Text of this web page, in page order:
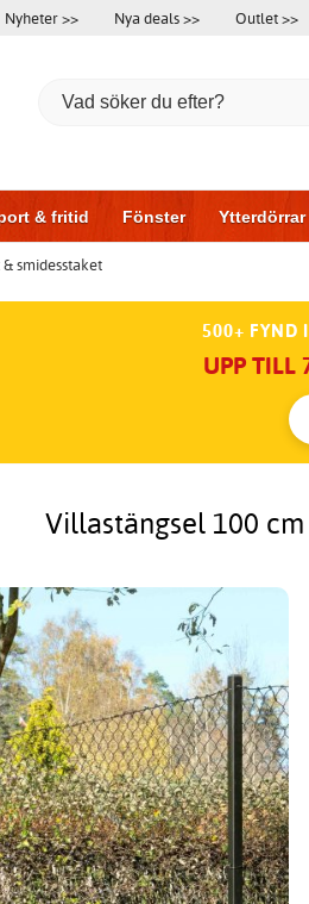
Nyheter >> Nya deals >> Outlet >>
& fritid Fönster Ytterdörrar
Bil & garage
smidesstaket
500+ FYND
UPP TILL
Villastängsel 100